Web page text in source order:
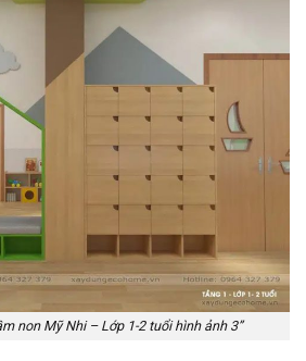
non Mỹ Nhi – Lớp 1-2 tuổi hình ảnh 3”